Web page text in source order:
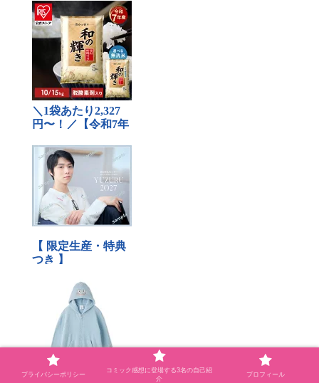
プライバシーポリシー
コミック感想に登場する3名の自己紹
介
プロフィール